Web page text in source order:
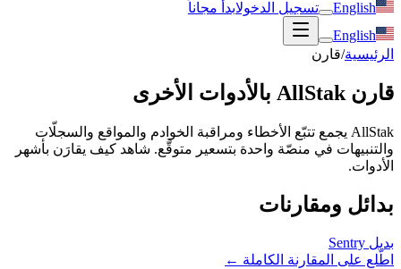
English تسجيل الدخولابدأ مجاناً
English
الرئيسية/قارن
قارن AllStak بالأدوات الأخرى
AllStak يجمع تتبّع الأخطاء ومراقبة الخوادم والمواقع والسجلّات
والتنبيهات في منصّة واحدة بتسعير متوقَّع. شاهد كيف يقارَن بأشهر
الأدوات.
بدائل ومقارنات
بديل Sentry
اطّلع على المقارنة الكاملة ←